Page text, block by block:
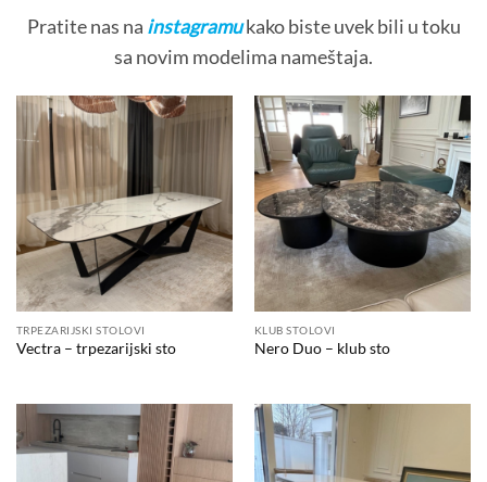
Pratite nas na instagramu kako biste uvek bili u toku
sa novim modelima nameštaja.
TRPEZARIJSKI STOLOVI
Vectra – trpezarijski sto
KLUB STOLOVI
Nero Duo – klub sto